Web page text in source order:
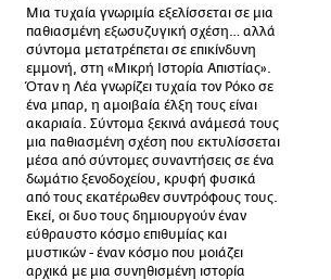
Μια τυχαία γνωριμία εξελίσσεται σε μια
παθιασμένη εξωσυζυγική σχέση… αλλά
σύντομα μετατρέπεται σε επικίνδυνη
εμμονή, στη «Μικρή Ιστορία Απιστίας».
Όταν η Λέα γνωρίζει τυχαία τον Ρόκο σε
ένα μπαρ, η αμοιβαία έλξη τους είναι
ακαριαία. Σύντομα ξεκινά ανάμεσά τους
μια παθιασμένη σχέση που εκτυλίσσεται
μέσα από σύντομες συναντήσεις σε ένα
δωμάτιο ξενοδοχείου, κρυφή φυσικά
από τους εκατέρωθεν συντρόφους τους.
Εκεί, οι δυο τους δημιουργούν έναν
εύθραυστο κόσμο επιθυμίας και
μυστικών - έναν κόσμο που μοιάζει
αρχικά με μια συνηθισμένη ιστορία